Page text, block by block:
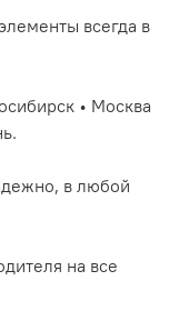
всегда в
• Москва
в любой
на все